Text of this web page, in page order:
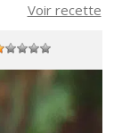
Voir recette